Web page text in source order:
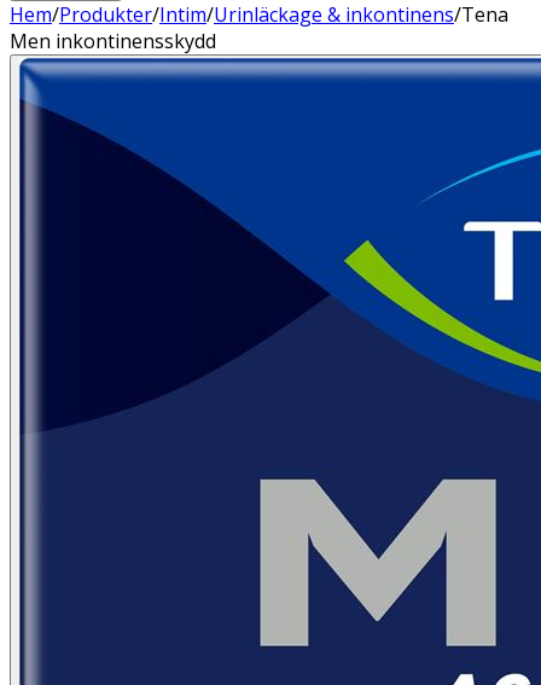
Hem/Produkter/Intim/Urinläckage & inkontinens/Tena
Men inkontinensskydd